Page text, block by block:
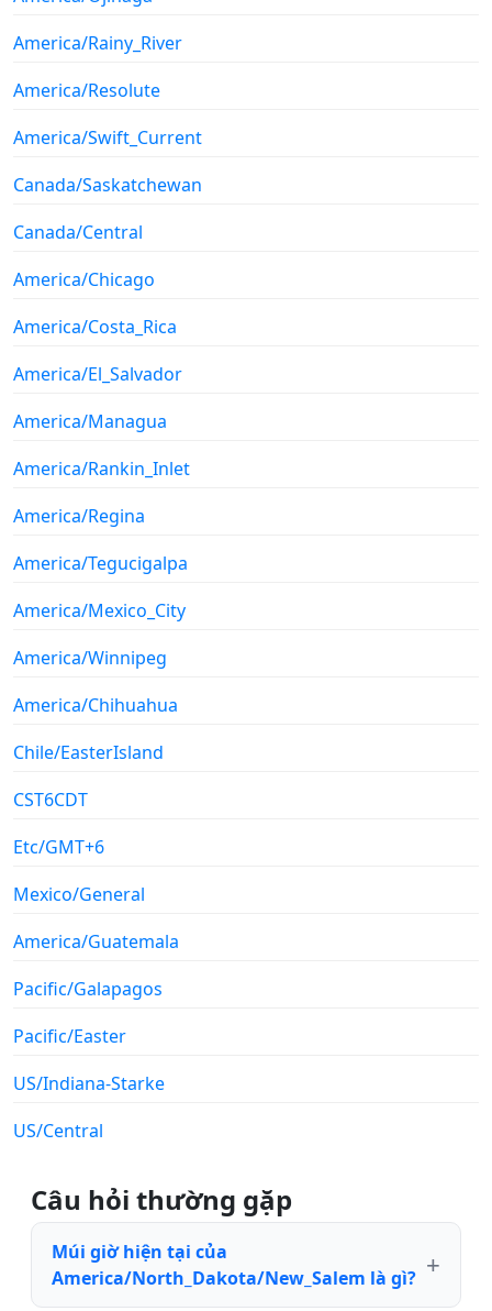
America/Rainy_River
America/Resolute
America/Swift_Current
Canada/Saskatchewan
Canada/Central
America/Chicago
America/Costa_Rica
America/El_Salvador
America/Managua
America/Rankin_Inlet
America/Regina
America/Tegucigalpa
America/Mexico_City
America/Winnipeg
America/Chihuahua
Chile/EasterIsland
CST6CDT
Etc/GMT+6
Mexico/General
America/Guatemala
Pacific/Galapagos
Pacific/Easter
US/Indiana-Starke
US/Central
Câu hỏi thường gặp
Múi giờ hiện tại của
America/North_Dakota/New_Salem là gì?